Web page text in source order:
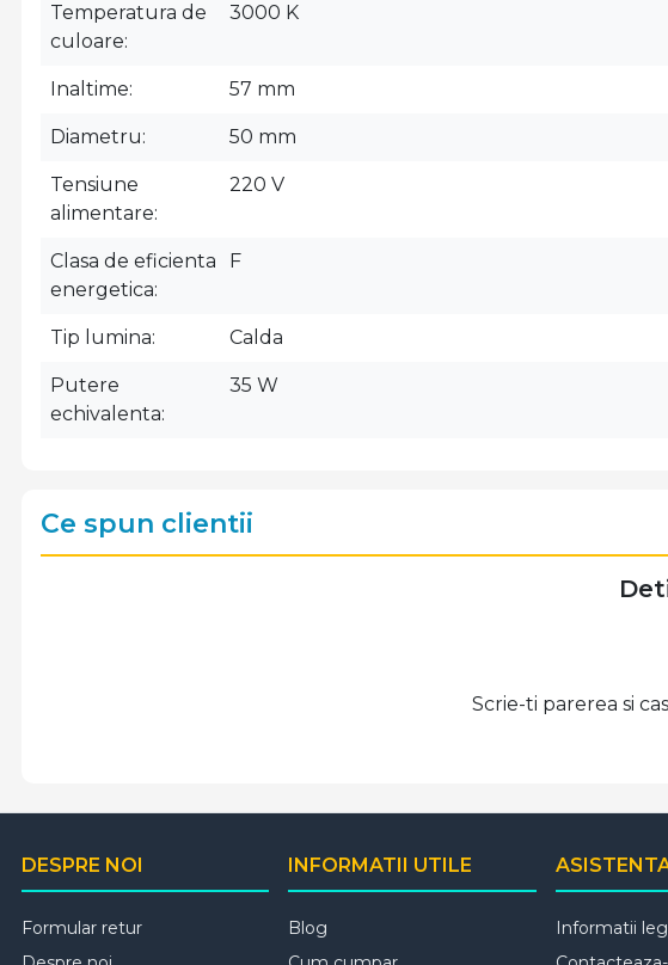
Temperatura de
culoare
3000 K
Inaltime 57 mm
Diametru 50 mm
Tensiune
alimentare
220 V
Clasa de eficienta
energetica
F
Tip lumina Calda
Putere
echivalenta
35 W
Ce spun clientii
Scrie-ti parerea si
DESPRE NOI
Formular retur
INFORMATII UTILE
Blog
Informatii